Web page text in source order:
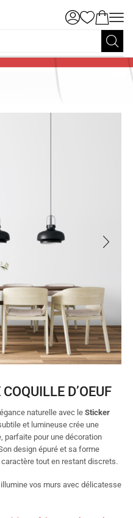
D’OEUF
naturelle avec le Sticker
et lumineuse crée une
parfaite pour une décoration
design épuré et sa forme
tout en restant discrets.
illumine vos murs avec délicatesse